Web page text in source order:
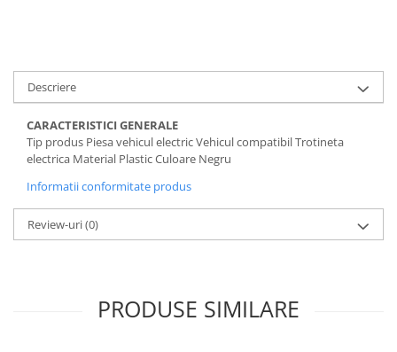
Anvelope ATV
Anvelope și Camere Utilaje
https://www.doctortrotineta.ro/plata-
tbi?
forceOriginalForEdit=1&preview=00681
Descriere
CARACTERISTICI GENERALE
Tip produs Piesa vehicul electric Vehicul compatibil Trotineta
electrica Material Plastic Culoare Negru
Informatii conformitate produs
Review-uri(0)
PRODUSE SIMILARE